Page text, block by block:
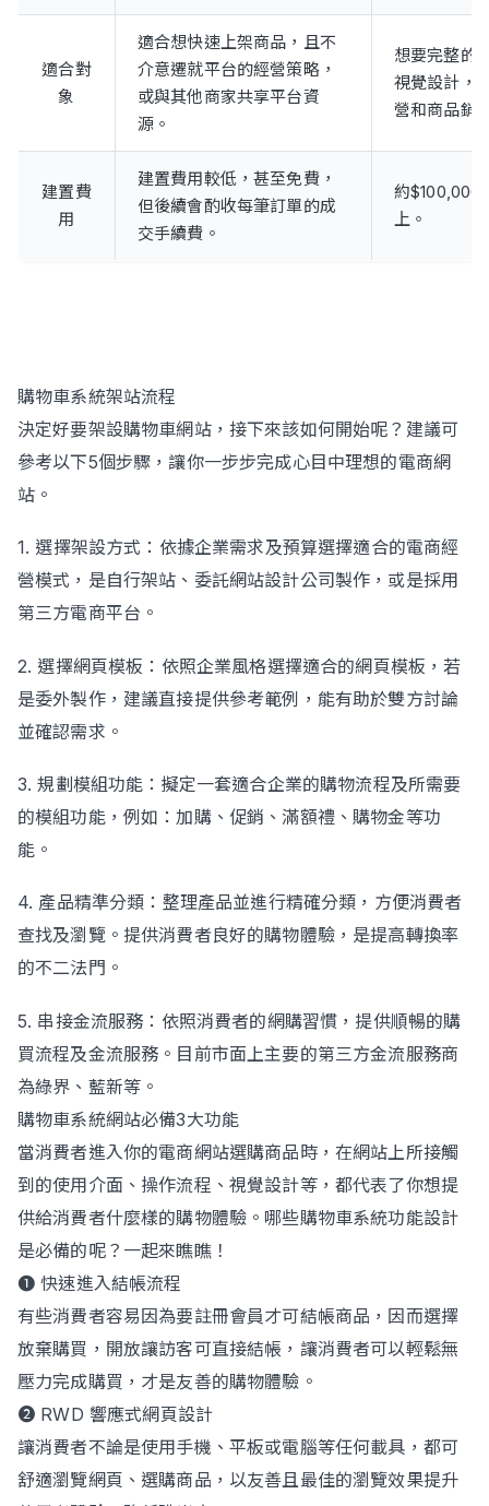
適合對
象
適合想快速上架商品，且不
介意遷就平台的經營策略，
或與其他商家共享平台資
源。
想要完整的
視覺設計，
營和商品銷
建置費
用
建置費用較低，甚至免費，
但後續會酌收每筆訂單的成
交手續費。
約$100,000
上。
購物車系統架站流程
決定好要架設購物車網站，接下來該如何開始呢？建議可
參考以下5個步驟，讓你一步步完成心目中理想的電商網
站。
1. 選擇架設方式：依據企業需求及預算選擇適合的電商經
營模式，是自行架站、委託網站設計公司製作，或是採用
第三方電商平台。
2. 選擇網頁模板：依照企業風格選擇適合的網頁模板，若
是委外製作，建議直接提供參考範例，能有助於雙方討論
並確認需求。
3. 規劃模組功能：擬定一套適合企業的購物流程及所需要
的模組功能，例如：加購、促銷、滿額禮、購物金等功
能。
4. 產品精準分類：整理產品並進行精確分類，方便消費者
查找及瀏覽。提供消費者良好的購物體驗，是提高轉換率
的不二法門。
5. 串接金流服務：依照消費者的網購習慣，提供順暢的購
買流程及金流服務。目前市面上主要的第三方金流服務商
為綠界、藍新等。
購物車系統網站必備3大功能
當消費者進入你的電商網站選購商品時，在網站上所接觸
到的使用介面、操作流程、視覺設計等，都代表了你想提
供給消費者什麼樣的購物體驗。哪些購物車系統功能設計
是必備的呢？一起來瞧瞧！
➊ 快速進入結帳流程
有些消費者容易因為要註冊會員才可結帳商品，因而選擇
放棄購買，開放讓訪客可直接結帳，讓消費者可以輕鬆無
壓力完成購買，才是友善的購物體驗。
➋ RWD 響應式網頁設計
讓消費者不論是使用手機、平板或電腦等任何載具，都可
舒適瀏覽網頁、選購商品，以友善且最佳的瀏覽效果提升